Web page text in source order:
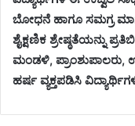
ಬೋಧನೆ ಹಾಗೂ ಸಮಗ್ರ
ಶೈಕ್ಷಣಿಕ ಶ್ರೇಷ್ಠತೆಯನ್ನು
ಮಂಡಳಿ, ಪ್ರಾಂಶುಪಾಲರು,
ಹರ್ಷ ವ್ಯಕ್ತಪಡಿಸಿ